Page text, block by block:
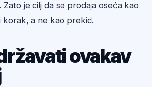
je cilj da se prodaja oseća kao
korak, a ne kao prekid.
ovakav